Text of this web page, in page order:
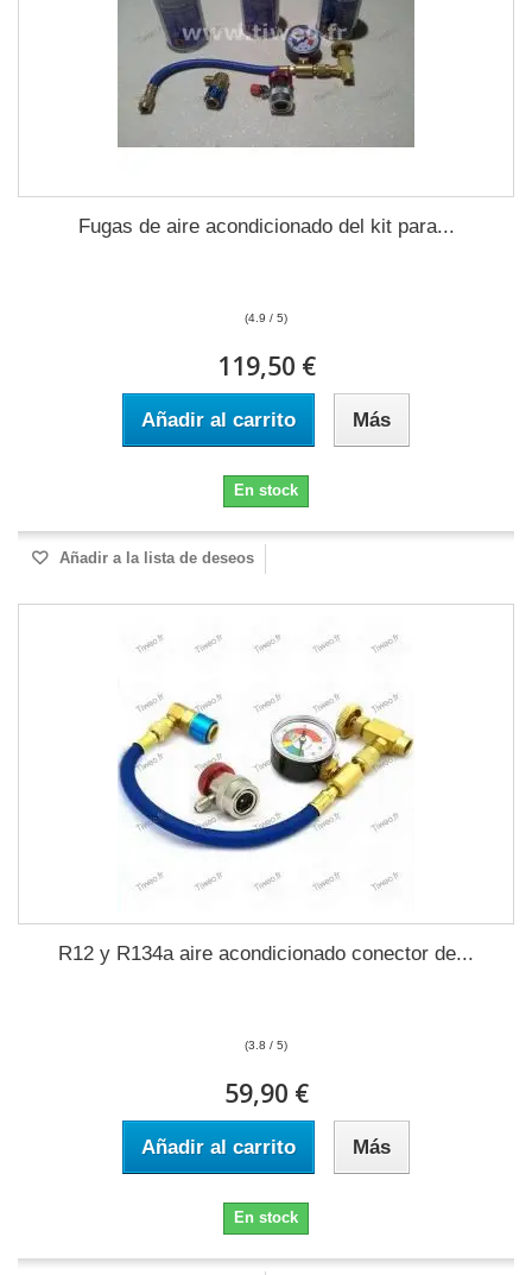
Fugas de aire acondicionado del kit para...
(4.9 / 5)
119,50 €
Añadir al carrito Más
En stock
Añadir a la lista de deseos
R12 y R134a aire acondicionado conector de...
(3.8 / 5)
59,90 €
Añadir al carrito Más
En stock